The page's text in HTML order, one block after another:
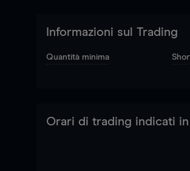
Informazioni sul Trading
Quantità minima
Orari di trading indicati